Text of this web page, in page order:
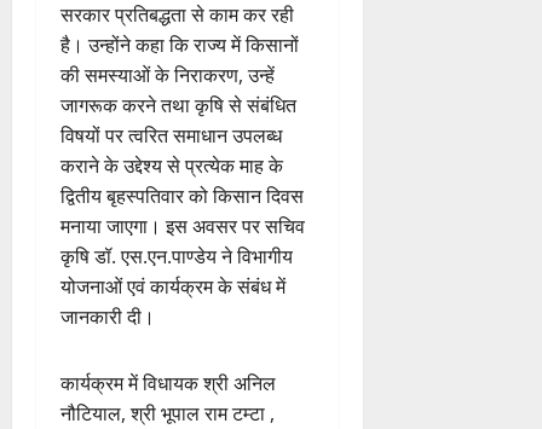
सरकार प्रतिबद्धता से काम कर रही
है। उन्होंने कहा कि राज्य में किसानों
की समस्याओं के निराकरण, उन्हें
जागरूक करने तथा कृषि से संबंधित
विषयों पर त्वरित समाधान उपलब्ध
कराने के उद्देश्य से प्रत्येक माह के
द्वितीय बृहस्पतिवार को किसान दिवस
मनाया जाएगा। इस अवसर पर सचिव
कृषि डॉ. एस.एन.पाण्डेय ने विभागीय
योजनाओं एवं कार्यक्रम के संबंध में
जानकारी दी।
कार्यक्रम में विधायक श्री अनिल
नौटियाल, श्री भूपाल राम टम्टा ,